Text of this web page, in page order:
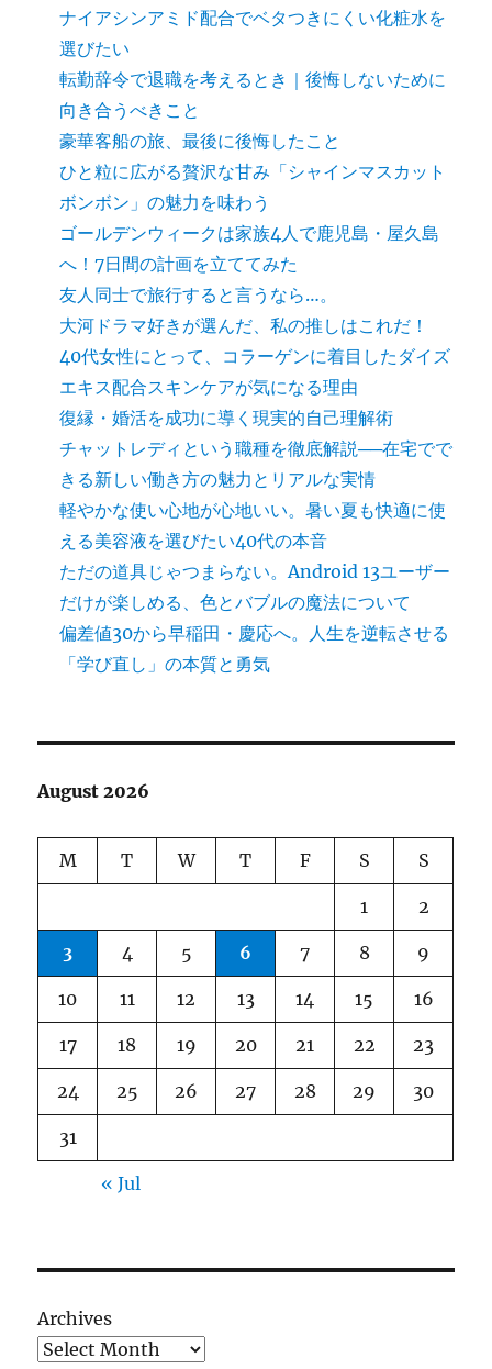
ナイアシンアミド配合でベタつきにくい化粧水を
選びたい
転勤辞令で退職を考えるとき｜後悔しないために
向き合うべきこと
豪華客船の旅、最後に後悔したこと
ひと粒に広がる贅沢な甘み「シャインマスカット
ボンボン」の魅力を味わう
ゴールデンウィークは家族4人で鹿児島・屋久島
へ！7日間の計画を立ててみた
友人同士で旅行すると言うなら…。
大河ドラマ好きが選んだ、私の推しはこれだ！
40代女性にとって、コラーゲンに着目したダイズ
エキス配合スキンケアが気になる理由
復縁・婚活を成功に導く現実的自己理解術
チャットレディという職種を徹底解説──在宅でで
きる新しい働き方の魅力とリアルな実情
軽やかな使い心地が心地いい。暑い夏も快適に使
える美容液を選びたい40代の本音
ただの道具じゃつまらない。Android 13ユーザー
だけが楽しめる、色とバブルの魔法について
偏差値30から早稲田・慶応へ。人生を逆転させる
「学び直し」の本質と勇気
August 2026
M T W T F S S
1 2
3 4 5 6 7 8 9
10 11 12 13 14 15 16
17 18 19 20 21 22 23
24 25 26 27 28 29 30
31
« Jul
Archives